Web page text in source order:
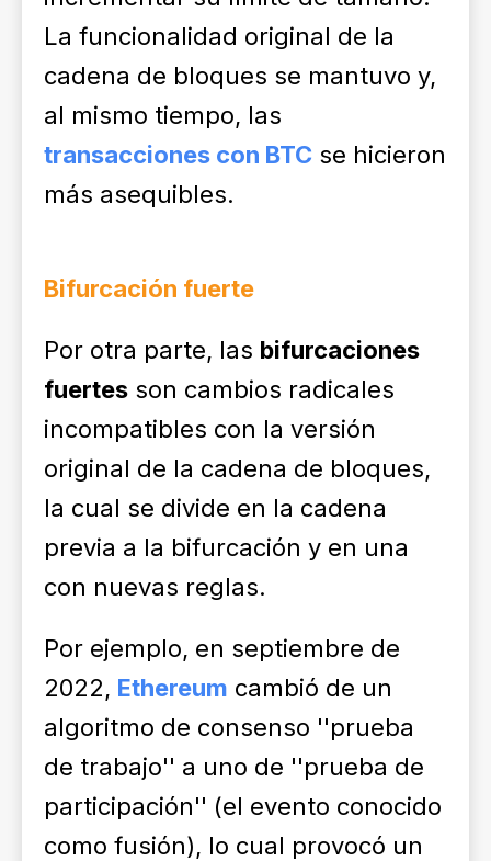
La funcionalidad original de la
cadena de bloques se mantuvo y,
al mismo tiempo, las
transacciones con BTC se hicieron
más asequibles.
Bifurcación fuerte
Por otra parte, las bifurcaciones
fuertes son cambios radicales
incompatibles con la versión
original de la cadena de bloques,
la cual se divide en la cadena
previa a la bifurcación y en una
con nuevas reglas.
Por ejemplo, en septiembre de
2022, Ethereum cambió de un
algoritmo de consenso ''prueba
de trabajo'' a uno de ''prueba de
participación'' (el evento conocido
como fusión), lo cual provocó un